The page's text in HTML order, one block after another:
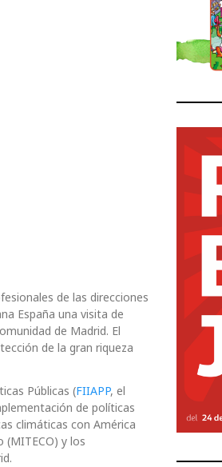
de las direcciones
España una visita de
de Madrid. El
de la gran riqueza
Públicas (FIIAPP, el
de políticas
climáticas con América
(MITECO) y los